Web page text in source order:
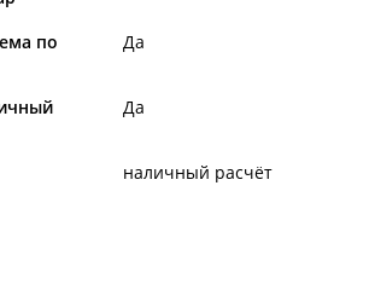
по
Да
Да
наличный расчёт